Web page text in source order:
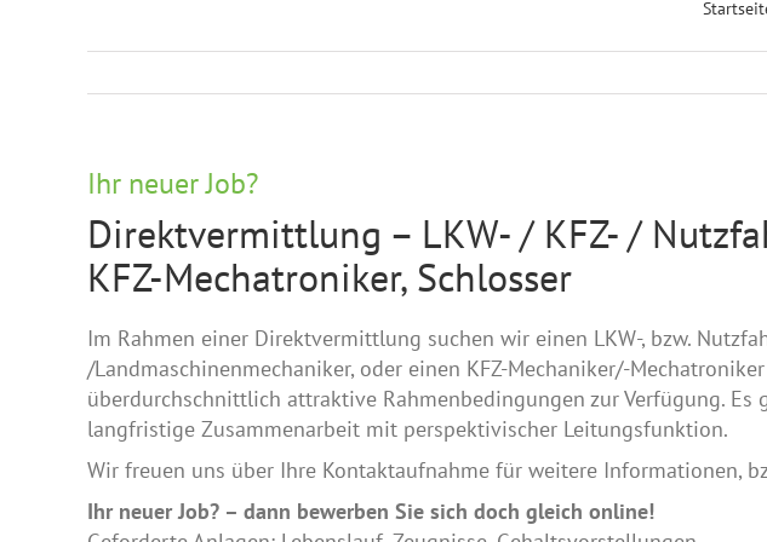
Ihr neuer Job?
Direktvermittlung – LKW- / KFZ- /
KFZ-Mechatroniker, Schlosser
Im Rahmen einer Direktvermittlung suchen wir einen LKW-, bzw.
/Landmaschinenmechaniker, oder einen KFZ-Mechaniker/-
überdurchschnittlich attraktive Rahmenbedingungen zur Verfügung. Es
langfristige Zusammenarbeit mit perspektivischer Leitungsfunktion.
Wir freuen uns über Ihre Kontaktaufnahme für weitere Informationen,
Ihr neuer Job? – dann bewerben Sie sich doch gleich online!